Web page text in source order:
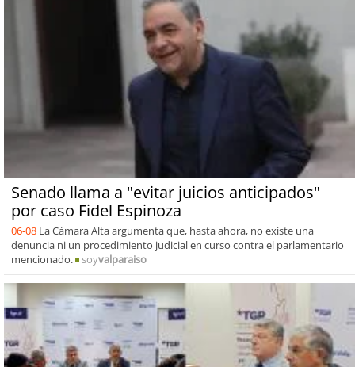
Senado llama a "evitar juicios anticipados"
por caso Fidel Espinoza
06-08 La Cámara Alta argumenta que, hasta ahora, no existe una
denuncia ni un procedimiento judicial en curso contra el parlamentario
mencionado.
soyvalparaiso